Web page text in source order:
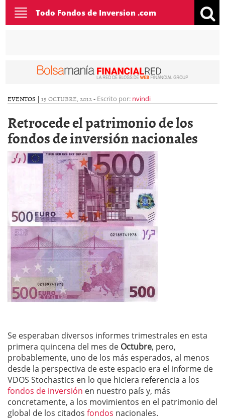
Toggle
navigation
Todo Fondos de Inversion .com
EVENTOS | 15 OCTUBRE, 2012- Escrito por: nvindi
Retrocede el patrimonio de los
fondos de inversión nacionales
Se esperaban diversos informes trimestrales en esta
primera quincena del mes de Octubre, pero,
probablemente, uno de los más esperados, al menos
desde la perspectiva de este espacio era el informe de
VDOS Stochastics en lo que hiciera referencia a los
fondos de inversión en nuestro país y, más
concretamente, a los movimientos en el patrimonio del
global de los citados fondos nacionales.